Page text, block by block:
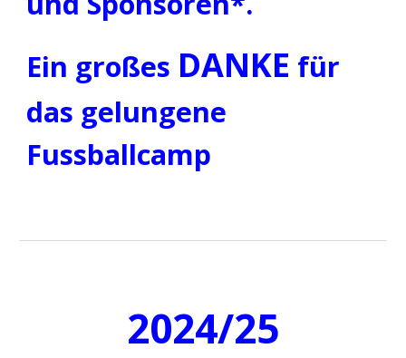
Ein großes DANKE für
das gelungene
Fussballcamp
2024/25